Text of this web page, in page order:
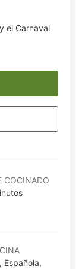
el Carnaval
COCINADO
Española,